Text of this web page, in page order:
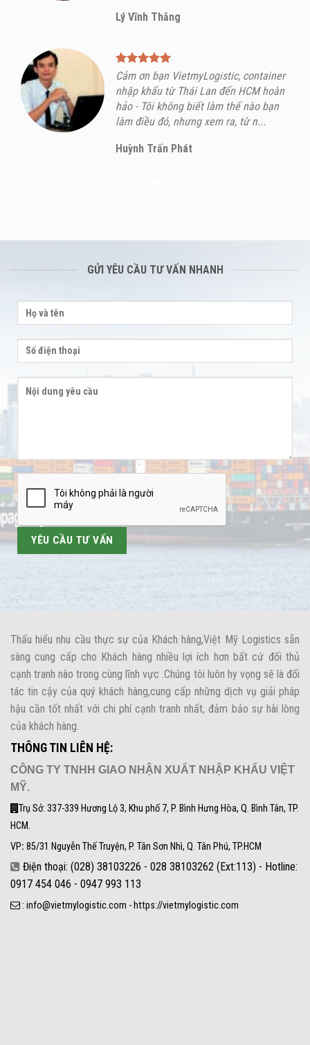
Lý Vĩnh Thắng
Cảm ơn bạn VietmyLogistic, container
nhập khẩu từ Thái Lan đến HCM hoàn
hảo - Tôi không biết làm thế nào bạn
làm điều đó, nhưng xem ra, từ n...
Huỳnh Trấn Phát
GỬI YÊU CẦU TƯ VẤN NHANH
Thấu hiểu nhu cầu thực sự của Khách hàng,Việt Mỹ Logistics sẵn
sàng cung cấp cho Khách hàng nhiều lợi ích hơn bất cứ đối thủ
cạnh tranh nào trong cùng lĩnh vực .Chúng tôi luôn hy vọng sẽ là đối
tác tin cậy của quý khách hàng,cung cấp những dịch vụ giải pháp
hậu cần tốt nhất với chi phí cạnh tranh nhất, đảm bảo sự hài lòng
của khách hàng.
THÔNG TIN LIÊN HỆ:
CÔNG TY TNHH GIAO NHẬN XUẤT NHẬP KHẨU VIỆT
MỸ.
Trụ Sở: 337-339 Hương Lộ 3, Khu phố 7, P. Bình Hưng Hòa, Q. Bình Tân, TP.
HCM.
VP: 85/31 Nguyễn Thế Truyện, P. Tân Sơn Nhì, Q. Tân Phú, TP.HCM
Điện thoại: (028) 38103226 - 028 38103262 (Ext:113) - Hotline:
0917 454 046 - 0947 993 113
: info@vietmylogistic.com - https://vietmylogistic.com